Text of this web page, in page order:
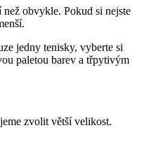
obvykle. Pokud si nejste
jedny tenisky, vyberte si
paletou barev a třpytivým
zvolit větší velikost.